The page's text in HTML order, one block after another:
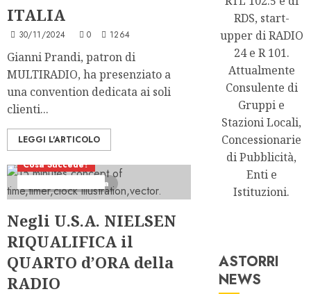
ITALIA
30/11/2024 0 1264
Gianni Prandi, patron di
MULTIRADIO, ha presenziato a
una convention dedicata ai soli
clienti...
LEGGI L'ARTICOLO
1 minuto di lettura
Cosa Succede?
Negli U.S.A. NIELSEN
RIQUALIFICA il
QUARTO d’ORA della
RADIO
RDS, start-
upper di RADIO
24 e R 101.
Attualmente
Consulente di
Gruppi e
Stazioni Locali,
Concessionarie
di Pubblicità,
Enti e
Istituzioni.
ASTORRI
NEWSAstorri News